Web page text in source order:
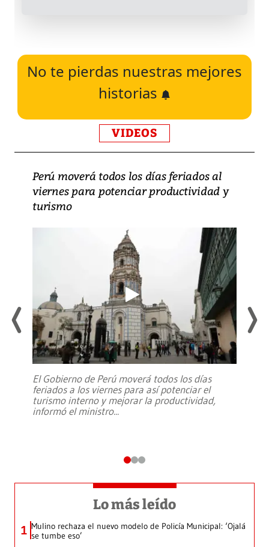
No te pierdas nuestras mejores
historias
VIDEOS
Perú moverá todos los días feriados al
viernes para potenciar productividad y
turismo
El Gobierno de Perú moverá todos los días
feriados a los viernes para así potenciar el
turismo interno y mejorar la productividad,
informó el ministro...
Lo más leído
1 Mulino rechaza el nuevo modelo de Policía Municipal: ‘Ojalá
se tumbe eso’